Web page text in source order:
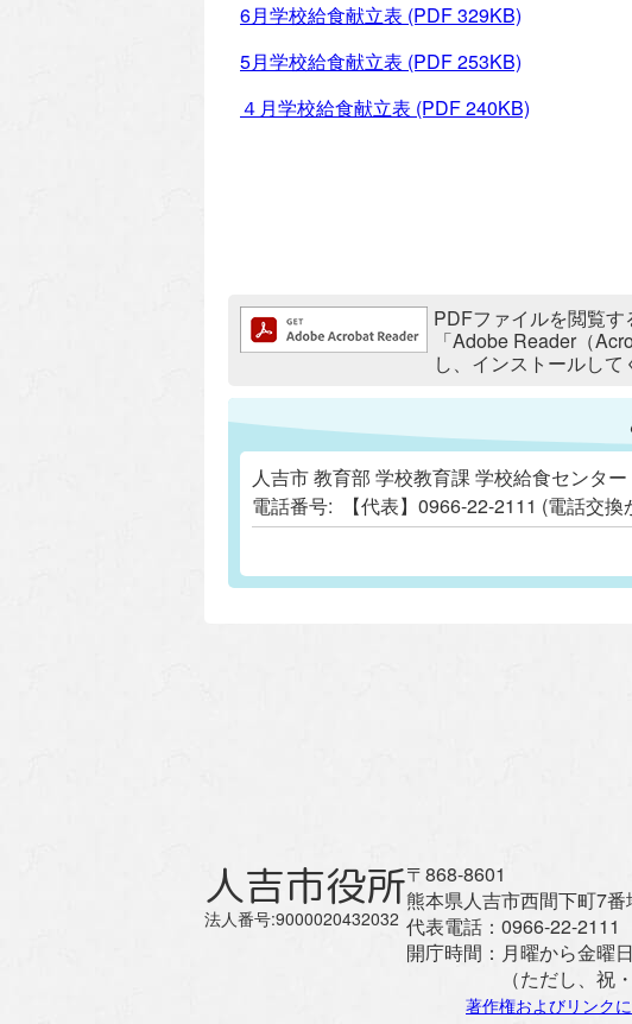
6月学校給食献立表 (PDF 329KB)
5月学校給食献立表 (PDF 253KB)
４月学校給食献立表 (PDF 240KB)
追加情報：PDFファイルPDFファイルを閲覧
「Adobe Reader（
し、インストールして
人吉市 教育部 学校教育課 学校給食センター
電話番号:
【代表】0966-22-2111 (電話交
人吉市役所
法人番号:9000020432032
〒868-8601
熊本県人吉市西間下町7番
代表電話： 0966-22-2111
開庁時間： 月曜から金曜
（ただし、祝
著作権およびリンク